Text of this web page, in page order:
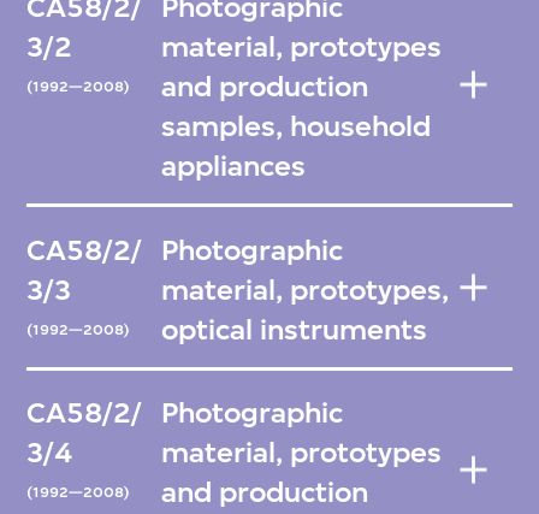
CA58/2/
3/2
(1992—2008)
Photographic
material, prototypes
and production
samples, household
appliances
CA58/2/
3/3
(1992—2008)
Photographic
material, prototypes,
optical instruments
CA58/2/
3/4
(1992—2008)
Photographic
material, prototypes
and production